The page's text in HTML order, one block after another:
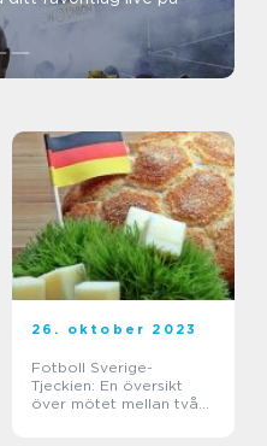
26. oktober 2023
Fotboll Sverige-
Tjeckien: En översikt
över mötet mellan två